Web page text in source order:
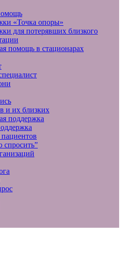
«Точка опоры»
для потерявших близкого
помощь в стационарах
и их близких
поддержка
спросить”